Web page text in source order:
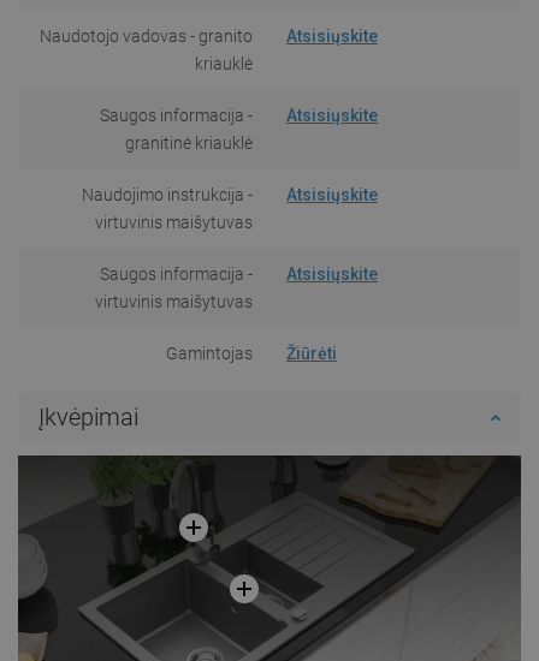
Naudotojo vadovas - granito
kriauklė
Atsisiųskite
Saugos informacija -
granitinė kriauklė
Atsisiųskite
Naudojimo instrukcija -
virtuvinis maišytuvas
Atsisiųskite
Saugos informacija -
virtuvinis maišytuvas
Atsisiųskite
Gamintojas Žiūrėti
Įkvėpimai